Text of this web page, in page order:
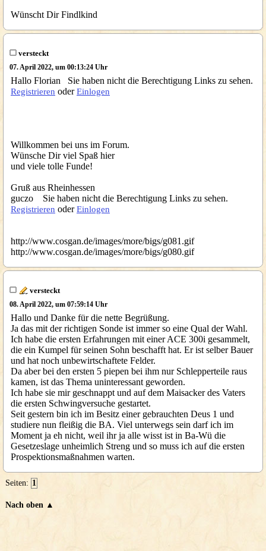
Wünscht Dir Findlkind
versteckt
07. April 2022, um 00:13:24 Uhr
Hallo Florian Sie haben nicht die Berechtigung Links zu sehen.
Registrieren oderEinlogen
Willkommen bei uns im Forum.
Wünsche Dir viel Spaß hier
und viele tolle Funde!
Gruß aus Rheinhessen
guczo Sie haben nicht die Berechtigung Links zu sehen.
Registrieren oderEinlogen
http://www.cosgan.de/images/more/bigs/g081.gif
http://www.cosgan.de/images/more/bigs/g080.gif
versteckt
08. April 2022, um 07:59:14 Uhr
Hallo und Danke für die nette Begrüßung.
Ja das mit der richtigen Sonde ist immer so eine Qual der Wahl.
Ich habe die ersten Erfahrungen mit einer ACE 300i gesammelt,
die ein Kumpel für seinen Sohn beschafft hat. Er ist selber Bauer
und hat noch unbewirtschaftete Felder.
Da aber bei den ersten 5 piepen bei ihm nur Schlepperteile raus
kamen, ist das Thema uninteressant geworden.
Ich habe sie mir geschnappt und auf dem Maisacker des Vaters
die ersten Schwingversuche gestartet.
Seit gestern bin ich im Besitz einer gebrauchten Deus 1 und
studiere nun fleißig die BA. Viel unterwegs sein darf ich im
Moment ja eh nicht, weil ihr ja alle wisst ist in Ba-Wü die
Gesetzeslage unheimlich Streng und so muss ich auf die ersten
Prospektionsmaßnahmen warten.
Seiten: 1
Nach oben ▲